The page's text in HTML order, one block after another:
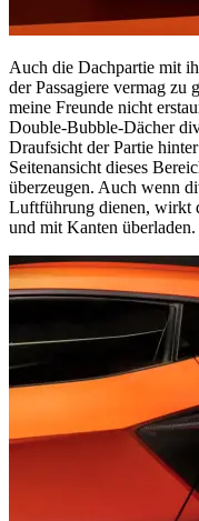
Auch die Dachpartie mit
der Passagiere vermag zu
meine Freunde nicht
Double-Bubble-Dächer
Draufsicht der Partie
Seitenansicht dieses
überzeugen. Auch wenn
Luftführung dienen, wirkt
und mit Kanten